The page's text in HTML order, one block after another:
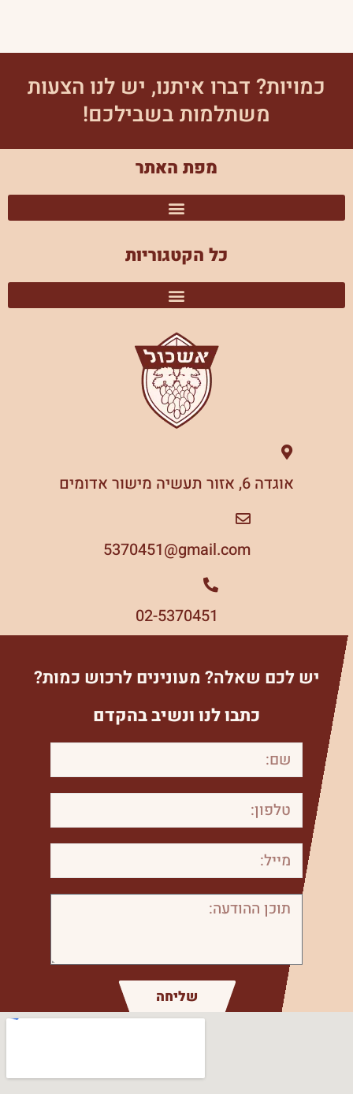
כמויות? דברו איתנו, יש לנו הצעות
משתלמות בשבילכם!
מפת האתר
כל הקטגוריות
אוגדה 6, אזור תעשיה מישור אדומים
5370451 gmail.com@
02-5370451
יש לכם שאלה? מעונינים לרכוש כמות?
כתבו לנו ונשיב בהקדם
שליחה